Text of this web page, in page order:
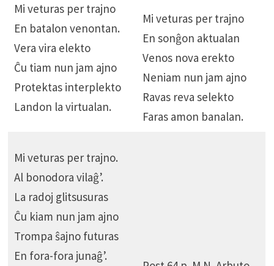
Mi veturas per trajno
En batalon venontan.
Vera vira elekto
Ĉu tiam nun jam ajno
Protektas interplekto
Landon la virtualan.
Mi veturas per trajno
En sonĝon aktualan
Venos nova erekto
Neniam nun jam ajno
Ravas reva selekto
Faras amon banalan.
Mi veturas per trajno.
Al bonodora vilaĝ’.
La radoj glitsusuras
Ĉu kiam nun jam ajno
Trompa ŝajno futuras
En fora-fora junaĝ’.